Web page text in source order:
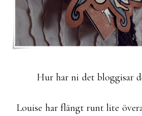
Hur har ni det bloggisar
Louise har flängt runt lite